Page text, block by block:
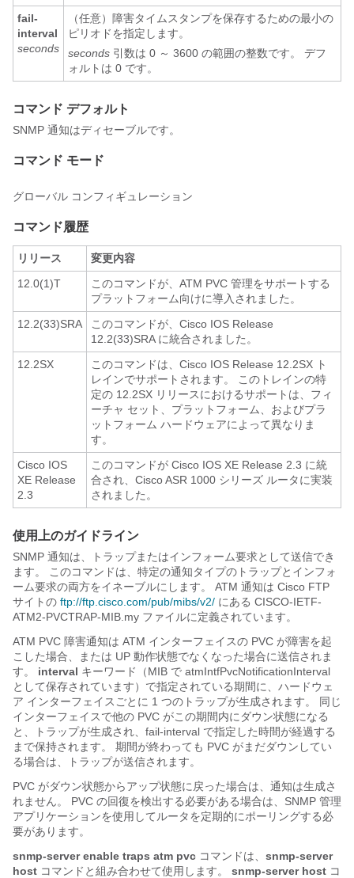
fail-
interval
seconds
（任意）障害タイムスタンプを保存するための最小の
ピリオドを指定します。
seconds 引数は 0 ～ 3600 の範囲の整数です。 デフ
ォルトは 0 です。
コマンド デフォルト
SNMP 通知はディセーブルです。
コマンド モード
グローバル コンフィギュレーション
コマンド履歴
リリース
変更内容
12.0(1)T
このコマンドが、ATM PVC 管理をサポートする
プラットフォーム向けに導入されました。
12.2(33)SRA
このコマンドが、Cisco IOS Release
12.2(33)SRA に統合されました。
12.2SX
このコマンドは、Cisco IOS Release 12.2SX ト
レインでサポートされます。 このトレインの特
定の 12.2SX リリースにおけるサポートは、フィ
ーチャ セット、プラットフォーム、およびプラ
ットフォーム ハードウェアによって異なりま
す。
Cisco IOS
XE Release
2.3
このコマンドが Cisco IOS XE Release 2.3 に統
合され、Cisco ASR 1000 シリーズ ルータに実装
されました。
使用上のガイドライン
SNMP 通知は、トラップまたはインフォーム要求として送信でき
ます。 このコマンドは、特定の通知タイプのトラップとインフォ
ーム要求の両方をイネーブルにします。 ATM 通知は Cisco FTP
サイトの ftp:/​/​ftp.cisco.com/​pub/​mibs/​v2/​ にある CISCO-IETF-
ATM2-PVCTRAP-MIB.my ファイルに定義されています。
ATM PVC 障害通知は ATM インターフェイスの PVC が障害を起
こした場合、または UP 動作状態でなくなった場合に送信されま
す。 interval キーワード（MIB で atmIntfPvcNotificationInterval
として保存されています）で指定されている期間に、ハードウェ
ア インターフェイスごとに 1 つのトラップが生成されます。 同じ
インターフェイスで他の PVC がこの期間内にダウン状態になる
と、トラップが生成され、fail-interval で指定した時間が経過する
まで保持されます。 期間が終わっても PVC がまだダウンしてい
る場合は、トラップが送信されます。
PVC がダウン状態からアップ状態に戻った場合は、通知は生成さ
れません。 PVC の回復を検出する必要がある場合は、SNMP 管理
アプリケーションを使用してルータを定期的にポーリングする必
要があります。
snmp-server enable traps atm pvc コマンドは、 snmp-server
host コマンドと組み合わせて使用します。 snmp-server host コ